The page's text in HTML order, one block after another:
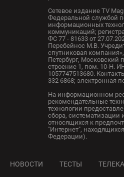
Сетевое издание TV
Федеральной службой
информационных
коммуникаций;
ФС 77 - 81633 от
Перебейнос М.В.
спутниковая
Петербург, Московский
строение 1, пом. 10-Н.
1057747513680.
332 6868; электронная
На информационном
рекомендательные
технологии
сбора, систематизации
относящихся к
"Интернет",
Федерации).
НОВОСТИ ТЕСТЫ